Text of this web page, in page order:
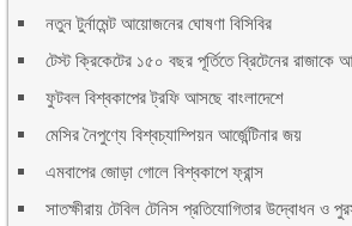
নতুন টুর্নামেন্ট আয়োজনের ঘোষণা বিসিবির
টেস্ট ক্রিকেটের ১৫০ বছর পূর্তিতে ব্রিটেনের রাজাকে
ফুটবল বিশ্বকাপের ট্রফি আসছে বাংলাদেশে
মেসির নৈপুণ্যে বিশ্বচ্যাম্পিয়ন আর্জেন্টিনার জয়
এমবাপের জোড়া গোলে বিশ্বকাপে ফ্রান্স
সাতক্ষীরায় টেবিল টেনিস প্রতিযোগিতার উদ্বোধন ও